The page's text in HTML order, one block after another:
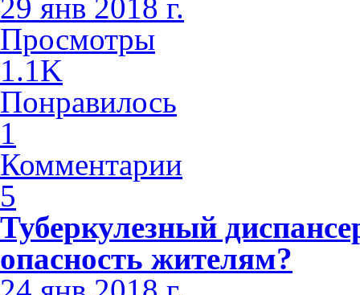
29 янв 2018 г.
Просмотры
1.1K
Понравилось
1
Комментарии
5
Туберкулезный
опасность жителям?